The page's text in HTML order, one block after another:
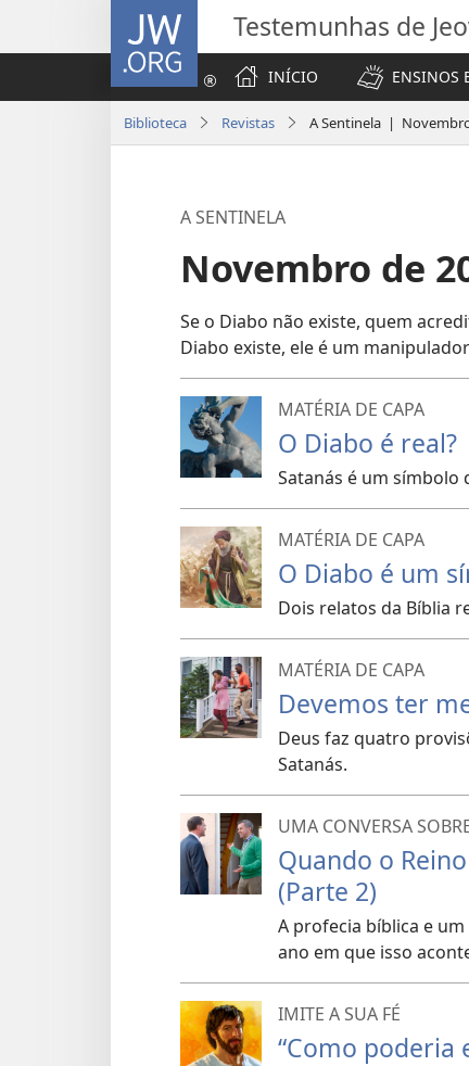
JW.ORG Testemunhas de
INÍCIO
ENSINOS
Biblioteca Revistas A Sentinela |
A SENTINELA
Novembro de
Se o Diabo não existe, quem
Diabo existe, ele é um
MATÉRIA DE CAPA
O Diabo é real?
Satanás é um
MATÉRIA DE CAPA
O Diabo é um
Dois relatos da Bíblia
MATÉRIA DE CAPA
Devemos ter
Deus faz quatro
Satanás.
UMA CONVERSA
Quando o
(Parte 2)
A profecia bíblica e
ano em que isso
IMITE A SUA FÉ
“Como poderia